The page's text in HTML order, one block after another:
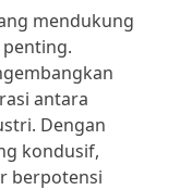
mendukung
antara
Dengan
kondusif,
berpotensi